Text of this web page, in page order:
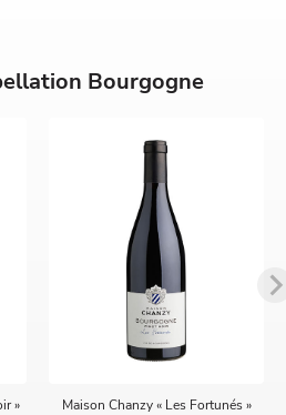
Bourgogne
»
Maison Chanzy « Les Fortunés »